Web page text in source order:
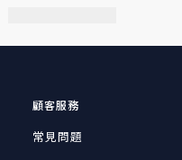
顧客服務
常見問題